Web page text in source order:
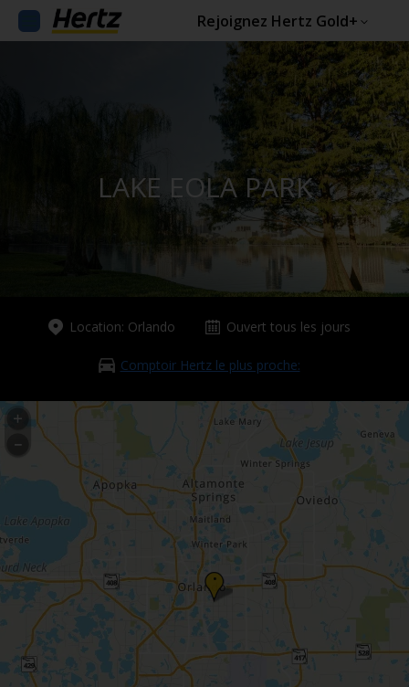
Rejoignez Hertz Gold+
LAKE EOLA PARK
Location: Orlando Ouvert tous les jours
Comptoir Hertz le plus proche:
•